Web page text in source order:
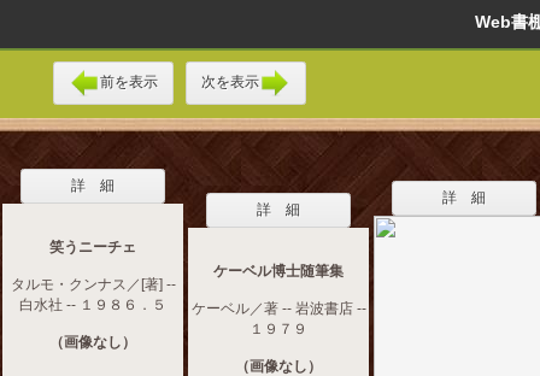
Web
前を表示 次を表示
詳 細
笑うニーチェ
タルモ・クンナス／[著] --
白水社 -- １９８６．５
（画像なし）
詳 細
ケーベル博士随筆集
ケーベル／著 -- 岩波書店 --
１９７９
（画像なし）
詳 細